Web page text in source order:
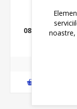
DIBLU CU
10BUC/